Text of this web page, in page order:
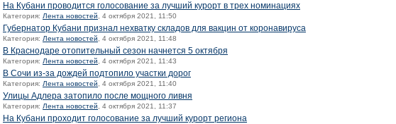
На Кубани проводится голосование за лучший курорт в трех номинациях
Категория: Лента новостей , 4 октября 2021, 11:50
Губернатор Кубани признал нехватку складов для вакцин от коронавируса
Категория: Лента новостей , 4 октября 2021, 11:48
В Краснодаре отопительный сезон начнется 5 октября
Категория: Лента новостей , 4 октября 2021, 11:43
В Сочи из-за дождей подтопило участки дорог
Категория: Лента новостей , 4 октября 2021, 11:40
Улицы Адлера затопило после мощного ливня
Категория: Лента новостей , 4 октября 2021, 11:37
На Кубани проходит голосование за лучший курорт региона